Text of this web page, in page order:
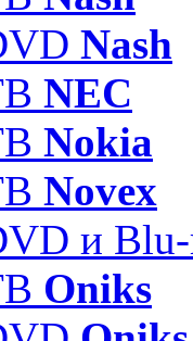
Nash
NEC
Nokia
Novex
и
Oniks